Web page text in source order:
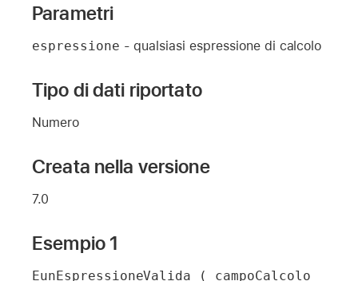
Parametri
espressione - qualsiasi espressione di calcolo
Tipo di dati riportato
Numero
Creata nella versione
7.0
Esempio 1
EunEspressioneValida ( campoCalcolo